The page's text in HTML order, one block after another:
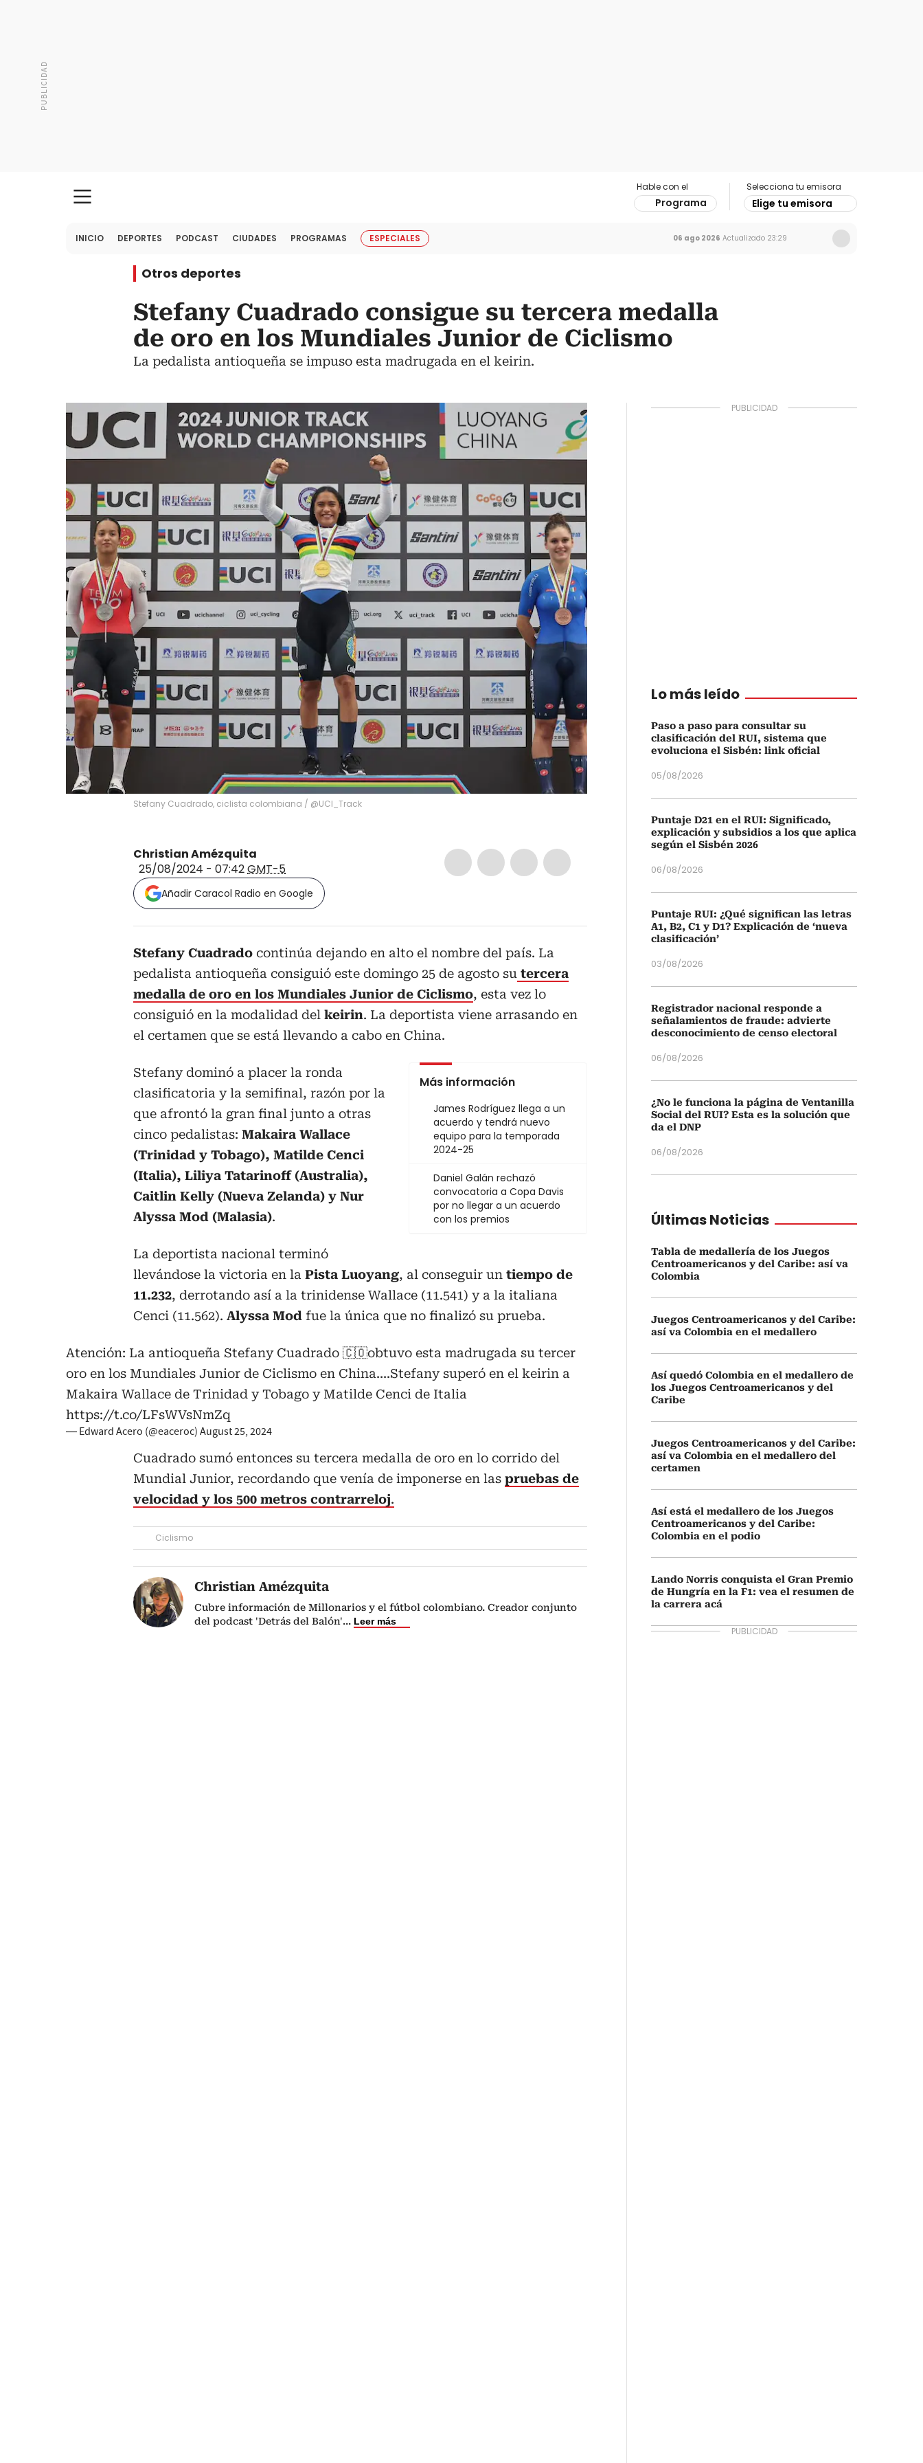
Hable con el
Programa
Selecciona tu emisora
Elige tu emisora
INICIO DEPORTES PODCAST CIUDADES PROGRAMAS ESPECIALES 06 ago 2026 Actualizado 23:29
Otros deportes
Stefany Cuadrado consigue su tercera medalla
de oro en los Mundiales Junior de Ciclismo
La pedalista antioqueña se impuso esta madrugada en el keirin.
Stefany Cuadrado, ciclista colombiana / @UCI_Track
Christian Amézquita
25/08/2024 - 07:42GMT-5
Añadir Caracol Radio en Google
Stefany Cuadrado continúa dejando en alto el nombre del país. La
pedalista antioqueña consiguió este domingo 25 de agosto su tercera
medalla de oro en los Mundiales Junior de Ciclismo, esta vez lo
consiguió en la modalidad del keirin. La deportista viene arrasando en
el certamen que se está llevando a cabo en China.
Más información
James Rodríguez llega a un
acuerdo y tendrá nuevo
equipo para la temporada
2024-25
Daniel Galán rechazó
convocatoria a Copa Davis
por no llegar a un acuerdo
con los premios
Stefany dominó a placer la ronda
clasificatoria y la semifinal, razón por la
que afrontó la gran final junto a otras
cinco pedalistas: Makaira Wallace
(Trinidad y Tobago), Matilde Cenci
(Italia), Liliya Tatarinoff (Australia),
Caitlin Kelly (Nueva Zelanda) y Nur
Alyssa Mod (Malasia).
La deportista nacional terminó
llevándose la victoria en la Pista Luoyang, al conseguir un tiempo de
11.232, derrotando así a la trinidense Wallace (11.541) y a la italiana
Cenci (11.562). Alyssa Mod fue la única que no finalizó su prueba.
Atención: La antioqueña Stefany Cuadrado 🇨🇴obtuvo esta madrugada su tercer
oro en los Mundiales Junior de Ciclismo en China....Stefany superó en el keirin a
Makaira Wallace de Trinidad y Tobago y Matilde Cenci de Italia
https://t.co/LFsWVsNmZq
— Edward Acero (@eaceroc) August 25, 2024
Cuadrado sumó entonces su tercera medalla de oro en lo corrido del
Mundial Junior, recordando que venía de imponerse en las pruebas de
velocidad y los 500 metros contrarreloj.
Ciclismo
Christian Amézquita
Cubre información de Millonarios y el fútbol colombiano. Creador conjunto
del podcast 'Detrás del Balón'... Leer más
Lo más leído
Paso a paso para consultar su
clasificación del RUI, sistema que
evoluciona el Sisbén: link oficial
05/08/2026
Puntaje D21 en el RUI: Significado,
explicación y subsidios a los que aplica
según el Sisbén 2026
06/08/2026
Puntaje RUI: ¿Qué significan las letras
A1, B2, C1 y D1? Explicación de ‘nueva
clasificación’
03/08/2026
Registrador nacional responde a
señalamientos de fraude: advierte
desconocimiento de censo electoral
06/08/2026
¿No le funciona la página de Ventanilla
Social del RUI? Esta es la solución que
da el DNP
06/08/2026
Últimas Noticias
Tabla de medallería de los Juegos
Centroamericanos y del Caribe: así va
Colombia
Juegos Centroamericanos y del Caribe:
así va Colombia en el medallero
Así quedó Colombia en el medallero de
los Juegos Centroamericanos y del
Caribe
Juegos Centroamericanos y del Caribe:
así va Colombia en el medallero del
certamen
Así está el medallero de los Juegos
Centroamericanos y del Caribe:
Colombia en el podio
Lando Norris conquista el Gran Premio
de Hungría en la F1: vea el resumen de
la carrera acá